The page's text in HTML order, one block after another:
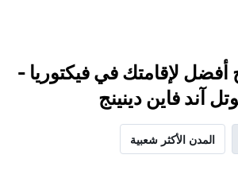
أفضل لإقامتك في فيكتوريا -
آند فاين دينينج
المدن الأكثر شعبية